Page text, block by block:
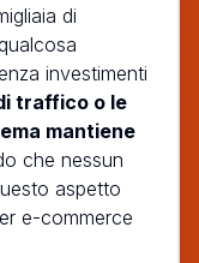
di
investimenti
traffico o le
mantiene
che nessun
aspetto
e-commerce